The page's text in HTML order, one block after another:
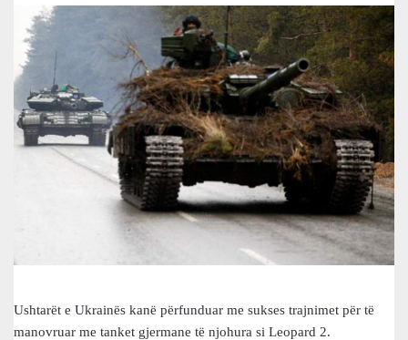
Ushtarët e Ukrainës kanë përfunduar me sukses trajnimet për të
manovruar me tanket gjermane të njohura si Leopard 2.